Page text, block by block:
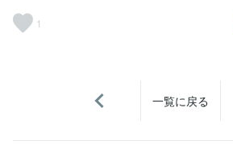
1
一覧に戻る